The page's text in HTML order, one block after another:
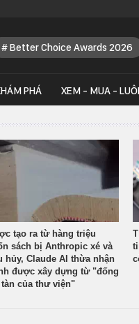
Better Choice Awards 2026
PHÁ XEM - MUA -
tạo ra từ hàng triệu
sách bị Anthropic xé và
hủy, Claude AI thừa nhận
được xây dựng từ "đống
của thư viện"